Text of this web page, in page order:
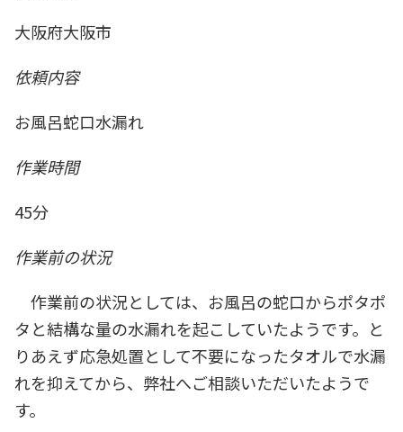
大阪府大阪市
依頼内容
お風呂蛇口水漏れ
作業時間
45分
作業前の状況
作業前の状況としては、お風呂の蛇口からポタポ
タと結構な量の水漏れを起こしていたようです。と
りあえず応急処置として不要になったタオルで水漏
れを抑えてから、弊社へご相談いただいたようで
す。